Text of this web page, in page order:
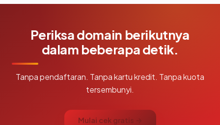
Periksa domain berikutnya
dalam beberapa detik.
Tanpa pendaftaran. Tanpa kartu kredit. Tanpa kuota
tersembunyi.
Mulai cek gratis →